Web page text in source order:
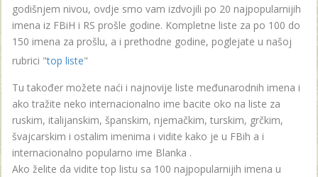
godišnjem nivou, ovdje smo vam izdvojili po 20 najpopularnijih
imena iz FBiH i RS prošle godine. Kompletne liste za po 100 do
150 imena za prošlu, a i prethodne godine, poglejate u našoj
rubrici "top liste"
Tu također možete naći i najnovije liste međunarodnih imena i
ako tražite neko internacionalno ime bacite oko na liste za
ruskim, italijanskim, španskim, njemačkim, turskim, grčkim,
švajcarskim i ostalim imenima i vidite kako je u FBih a i
internacionalno popularno ime Blanka .
Ako želite da vidite top listu sa 100 najpopularnijih imena u